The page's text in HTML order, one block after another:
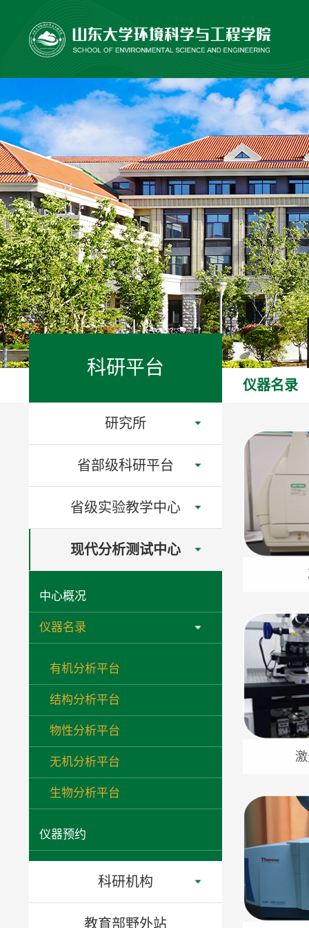
科研平台
研究所
省部级科研平台
省级实验教学中心
现代分析测试中心
中心概况
仪器名录
有机分析平台
结构分析平台
物性分析平台
无机分析平台
生物分析平台
仪器预约
科研机构
教育部野外站
仪器名录